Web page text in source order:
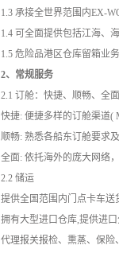
1.3 承接全世界范围内EX-
1.4 可全面提供包括江海、
1.5 危险品港区仓库留箱业
2、常规服务
2.1 订舱：快捷、顺畅、全面
快捷: 便捷多样的订舱渠道(
顺畅: 熟悉各船东订舱要求
全面: 依托海外的庞大网络
2.2 储运
提供全国范围内门点卡车送
拥有大型进口仓库,提供进
代理报关报检、熏蒸、保险